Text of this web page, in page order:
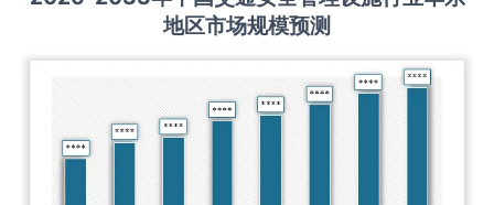
地区市场规模预测